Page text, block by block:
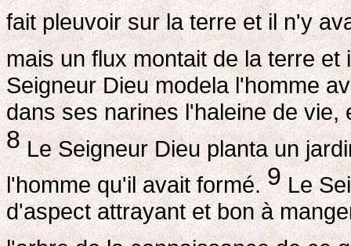
fait pleuvoir sur la terre et il n'y
mais un flux montait de la terre
Seigneur Dieu modela l'homme
dans ses narines l'haleine de
8Le Seigneur Dieu planta un
l'homme qu'il avait formé.9Le
d'aspect attrayant et bon à